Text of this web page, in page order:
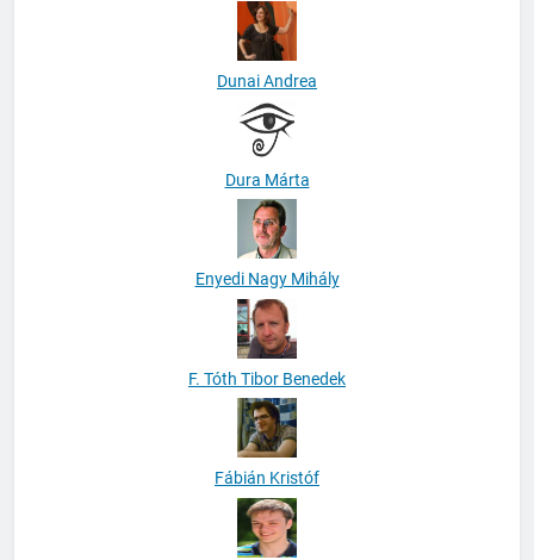
Dunai Andrea
Dura Márta
Enyedi Nagy Mihály
F. Tóth Tibor Benedek
Fábián Kristóf